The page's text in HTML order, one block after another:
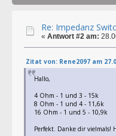
Re: Impedanz
« Antwort #2 am:
Zitat von: Rene2097 am
Hallo,
4 Ohm - 1 und 3 - 15k
8 Ohm - 1 und 4 - 11,6k
16 Ohm - 1 und 5 - 10,9k
Perfekt. Danke dir vielmals!